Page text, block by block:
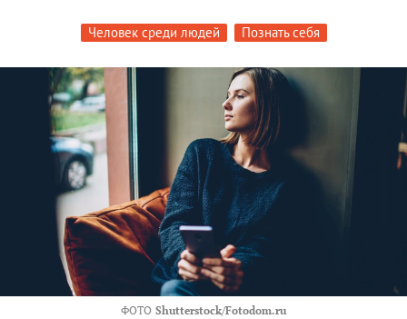
Человек среди людей Познать себя
ФОТО Shutterstock/Fotodom.ru